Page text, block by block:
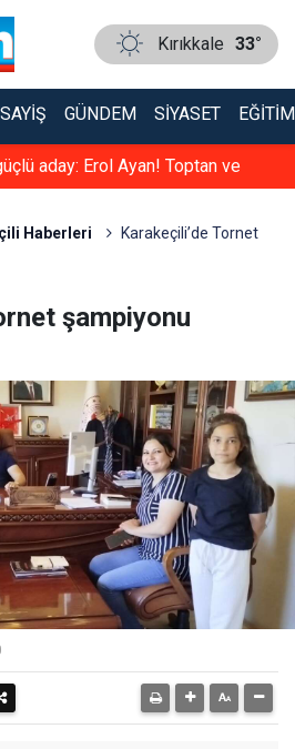
Kırıkkale 33°
GÜNDEM SIYASET EĞITIM
aday: Erol Ayan! Toptan ve
Haberleri
Karakeçili’de Tornet
şampiyonu